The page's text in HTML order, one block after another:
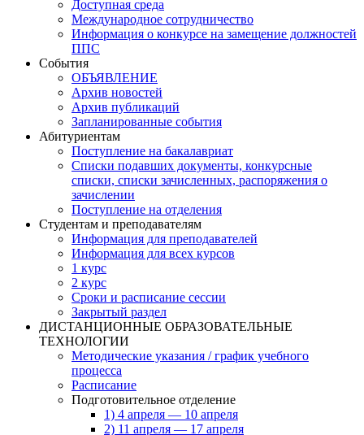
Доступная среда
Международное сотрудничество
Информация о конкурсе на замещение должностей
ППС
События
ОБЪЯВЛЕНИЕ
Архив новостей
Архив публикаций
Запланированные события
Абитуриентам
Поступление на бакалавриат
Списки подавших документы, конкурсные
списки, списки зачисленных, распоряжения о
зачислении
Поступление на отделения
Студентам и преподавателям
Информация для преподавателей
Информация для всех курсов
1 курс
2 курс
Сроки и расписание сессии
Закрытый раздел
ДИСТАНЦИОННЫЕ ОБРАЗОВАТЕЛЬНЫЕ
ТЕХНОЛОГИИ
Методические указания / график учебного
процесса
Расписание
Подготовительное отделение
1) 4 апреля — 10 апреля
2) 11 апреля — 17 апреля